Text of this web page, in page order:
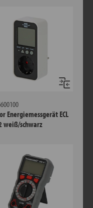
Energiemessgerät ECL
weiß/schwarz